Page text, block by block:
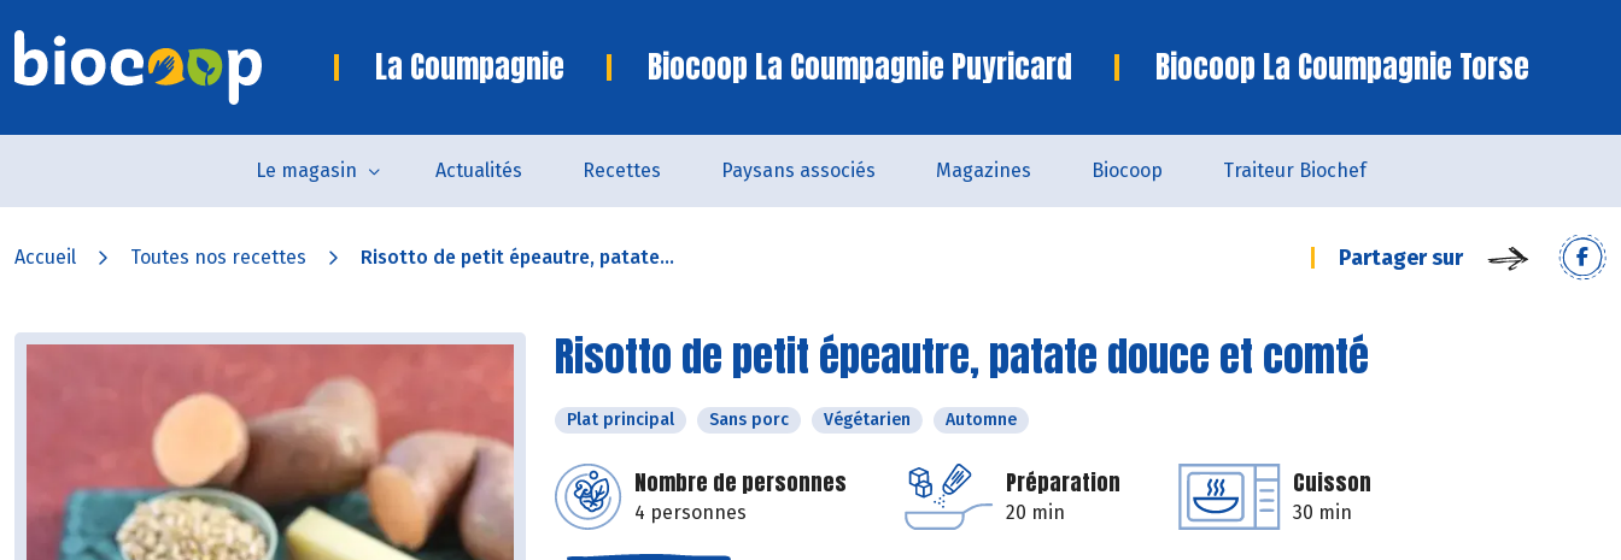
La Coumpagnie Biocoop La Coumpagnie Puyricard Biocoop La Coumpagnie Torse
Le magasin Actualités Recettes Paysans associés Magazines Biocoop Traiteur Biochef
Accueil Toutes nos recettes Risotto de petit épeautre, patate... Partager sur
Risotto de petit épeautre, patate douce et comté
Plat principal Sans porc Végétarien Automne
Nombre de personnes
4 personnes
Préparation
20 min
Cuisson
30 min